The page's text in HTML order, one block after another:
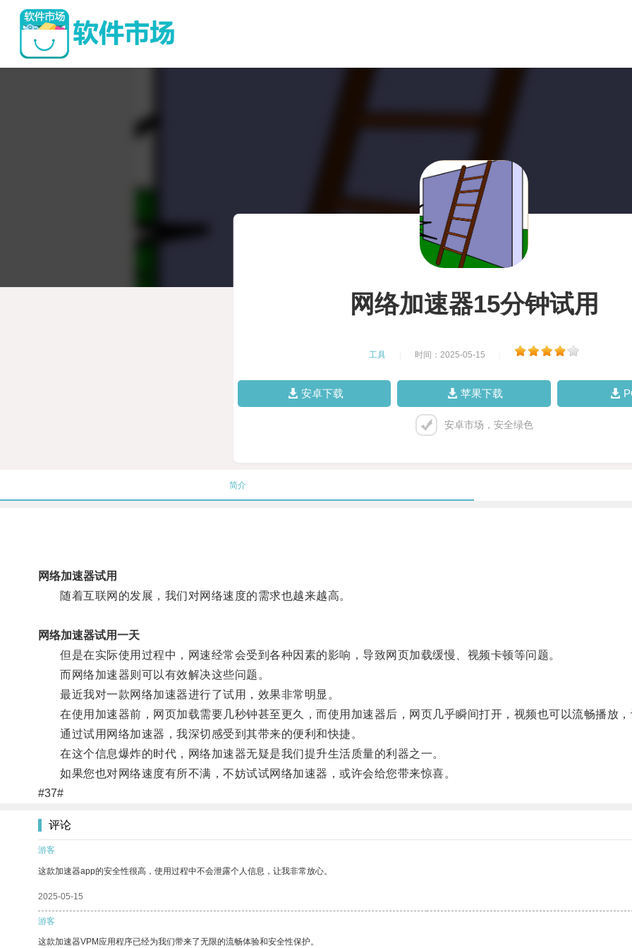
网络加速器15分钟试用
工具 时间：2025-05-15
安卓下载 苹果下载
安卓市场，安全绿色
简介
网络加速器试用
随着互联网的发展，我们对网络速度的需求也越来越高。
网络加速器试用一天
但是在实际使用过程中，网速经常会受到各种因素的影响，导致网页加载缓慢、视频卡顿等问题。
而网络加速器则可以有效解决这些问题。
最近我对一款网络加速器进行了试用，效果非常明显。
在使用加速器前，网页加载需要几秒钟甚至更久，而使用加速器后，网页几乎瞬间打开，视频也可以流畅播放，
通过试用网络加速器，我深切感受到其带来的便利和快捷。
在这个信息爆炸的时代，网络加速器无疑是我们提升生活质量的利器之一。
如果您也对网络速度有所不满，不妨试试网络加速器，或许会给您带来惊喜。
#37#
评论
游客
这款加速器app的安全性很高，使用过程中不会泄露个人信息，让我非常放心。
2025-05-15
游客
这款加速器VPM应用程序已经为我们带来了无限的流畅体验和安全性保护。